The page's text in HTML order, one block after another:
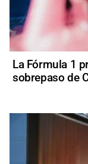
La Fórmula 1
sobrepaso de